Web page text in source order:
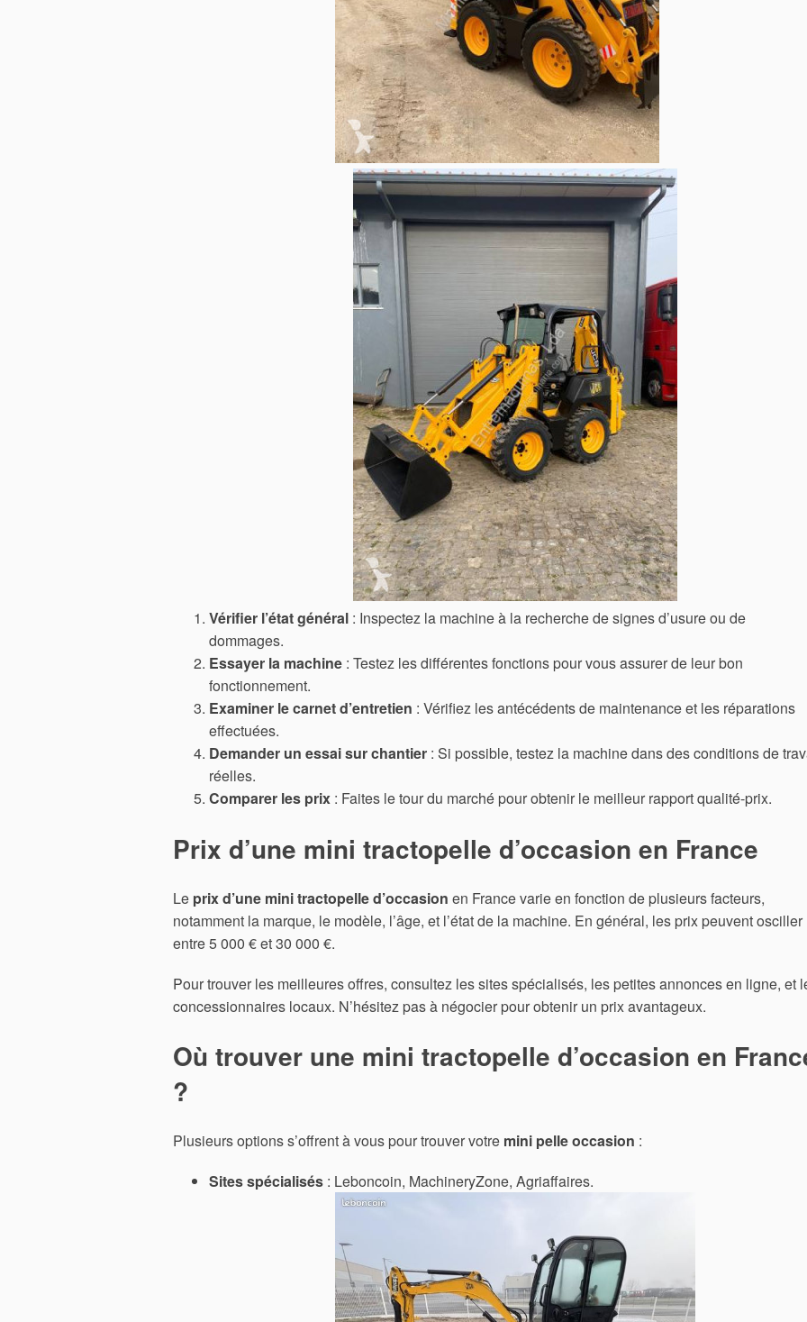
Vérifier l’état général : Inspectez la machine à la recherche de signes d’usure ou de
dommages.
Essayer la machine : Testez les différentes fonctions pour vous assurer de leur bon
fonctionnement.
Examiner le carnet d’entretien : Vérifiez les antécédents de maintenance et les réparations
effectuées.
Demander un essai sur chantier : Si possible, testez la machine dans des conditions de
réelles.
Comparer les prix : Faites le tour du marché pour obtenir le meilleur rapport qualité-prix.
Prix d’une mini tractopelle d’occasion en France
Le prix d’une mini tractopelle d’occasion en France varie en fonction de plusieurs facteurs,
notamment la marque, le modèle, l’âge, et l’état de la machine. En général, les prix peuvent osciller
entre 5 000 € et 30 000 €.
Pour trouver les meilleures offres, consultez les sites spécialisés, les petites annonces en ligne, et
concessionnaires locaux. N’hésitez pas à négocier pour obtenir un prix avantageux.
Où trouver une mini tractopelle d’occasion en
?
Plusieurs options s’offrent à vous pour trouver votre mini pelle occasion :
Sites spécialisés : Leboncoin, MachineryZone, Agriaffaires.